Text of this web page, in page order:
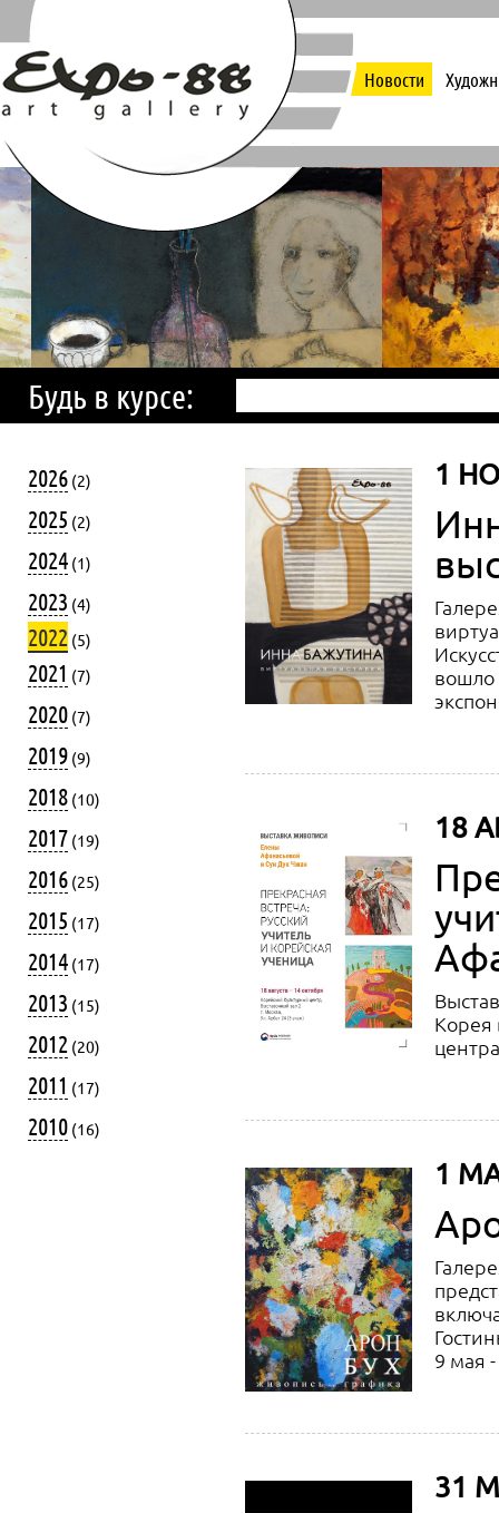
Новости
Будь в курсе:
2026 (2)
2025 (2)
2024 (1)
2023 (4)
2022 (5)
2021 (7)
2020 (7)
2019 (9)
2018 (10)
2017 (19)
2016 (25)
2015 (17)
2014 (17)
2013 (15)
2012 (20)
2011 (17)
2010 (16)
1
вошло
18
Корея
1
9 мая
31